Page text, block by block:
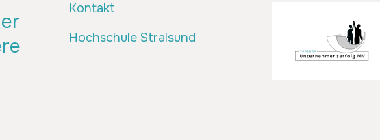
Kontakt
Hochschule Stralsund